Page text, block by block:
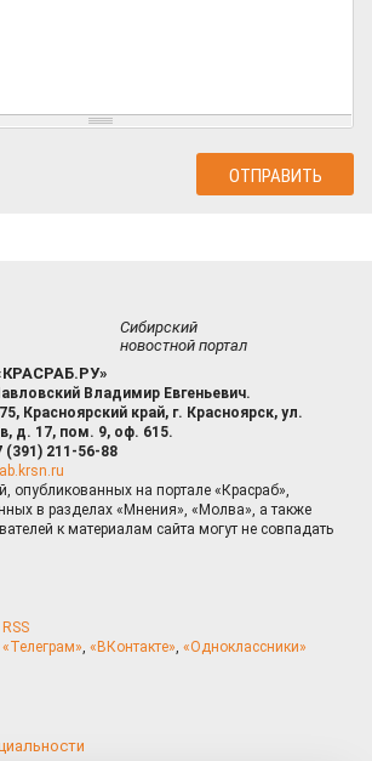
Сибирский
новостной портал
Владимир Евгеньевич.
Красноярский край, г. Красноярск, ул.
д. 17, пом. 9, оф. 615.
(391) 211-56-88
опубликованных на портале «Красраб»,
в разделах «Мнения», «Молва», а также
к материалам сайта могут не совпадать
RSS
«Телеграм», «ВКонтакте», «Одноклассники»